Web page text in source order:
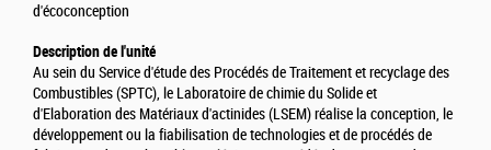
d'écoconception
Description de l'unité
Au sein du Service d'étude des Procédés de Traitement et recyclage des
Combustibles (SPTC), le Laboratoire de chimie du Solide et
d'Elaboration des Matériaux d'actinides (LSEM) réalise la conception, le
développement ou la fiabilisation de technologies et de procédés de